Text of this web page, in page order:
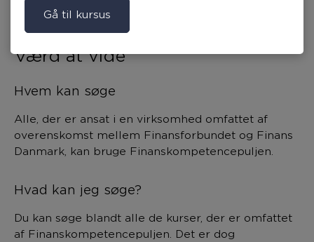
Gå til kursus
Værd at vide
Hvem kan søge
Alle, der er ansat i en virksomhed omfattet af
overenskomst mellem Finansforbundet og Finans
Danmark, kan bruge Finanskompetencepuljen.
Hvad kan jeg søge?
Du kan søge blandt alle de kurser, der er omfattet
af Finanskompetencepuljen. Det er dog